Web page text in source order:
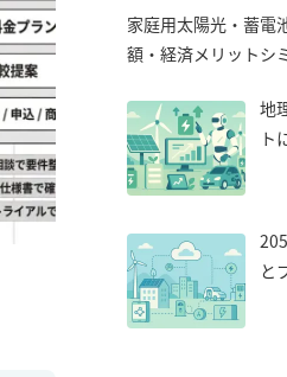
家庭用太陽光・蓄電
額・経済メリットシ
地
ト
と